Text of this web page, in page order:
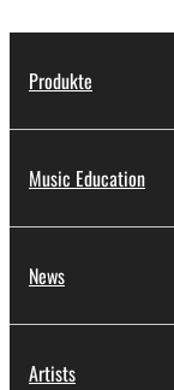
Produkte
Music Education
News
Artists